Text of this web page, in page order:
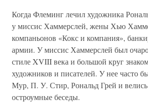
Когда Флеминг лечил художника
у миссис Хаммерслей, жены Хью
компаньонов «Кокс и компания»,
армии. У миссис Хаммерслей был
стиле XVIII века и большой круг
художников и писателей. У нее часто
Мур, П. У. Стир, Рональд Грей и
остроумные беседы.